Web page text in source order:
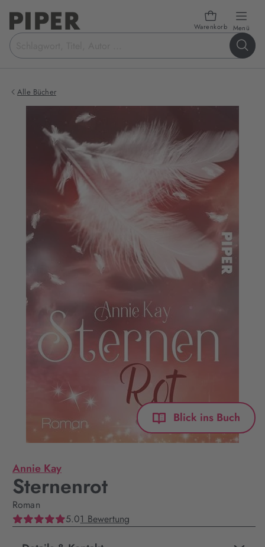
Warenkorb Menü
Suchbegriff
eingeben
Alle Bücher
Blick ins Buch
Annie Kay
Sternenrot
Roman
5.01 Bewertung